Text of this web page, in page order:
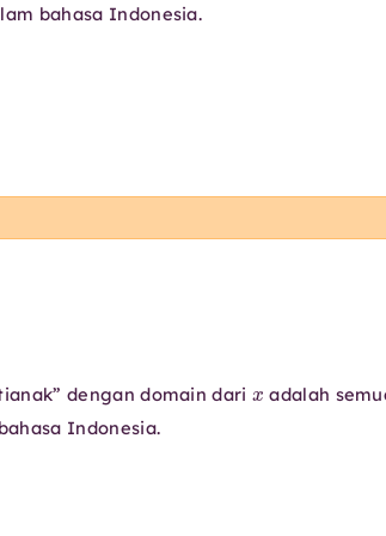
bahasa Indonesia.
dengan domain dari
adalah
Indonesia.